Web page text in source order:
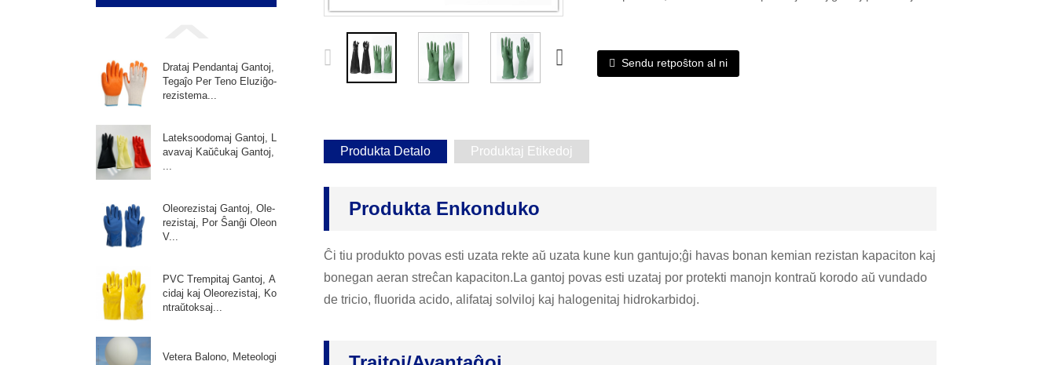
Drataj Pendantaj Gantoj,
Tegaĵo Per Teno Eluziĝo-
rezistema...
Lateksoodomaj Gantoj, L
avavaj Kaŭĉukaj Gantoj,
Oleorezistaj Gantoj, Ole-
rezistaj, Por Ŝanĝi Oleon
V...
PVC Trempitaj Gantoj, A
cidaj kaj Oleorezistaj, Ko
ntraŭtoksaj...
Vetera Balono, Meteologi
Sendu retpoŝton al ni
Produkta Detalo Produktaj Etikedoj
Produkta Enkonduko
Ĉi tiu produkto povas esti uzata rekte aŭ uzata kune kun gantujo;ĝi havas bonan kemian rezistan kapaciton kaj
bonegan aeran streĉan kapaciton.La gantoj povas esti uzataj por protekti manojn kontraŭ korodo aŭ vundado
de tricio, fluorida acido, alifataj solviloj kaj halogenitaj hidrokarbidoj.